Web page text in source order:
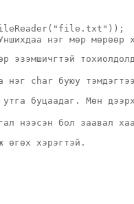
FileReader("file.txt"));
нэг мөр мөрөөр
эзэмшичгтэй
char буюу
буцаадаг. Мөн
нээсэн бол заавал
өгөх хэрэгтэй.